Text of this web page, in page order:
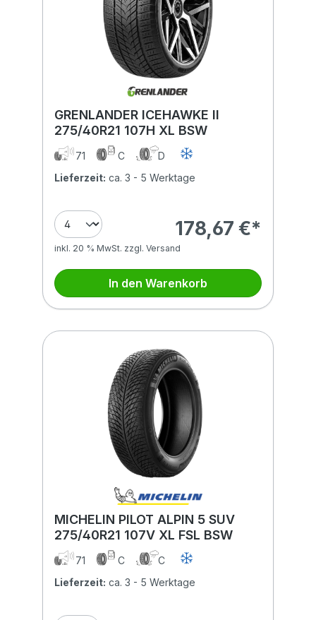
GRENLANDER ICEHAWKE II
275/40R21 107H XL BSW
71 C
D
Lieferzeit: ca. 3 - 5 Werktage
178,67 €*
inkl. 20 % MwSt. zzgl. Versand
In den Warenkorb
MICHELIN PILOT ALPIN 5 SUV
275/40R21 107V XL FSL BSW
71 C
C
Lieferzeit: ca. 3 - 5 Werktage